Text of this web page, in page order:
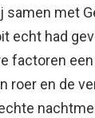
samen met
echt had
factoren
roer en de